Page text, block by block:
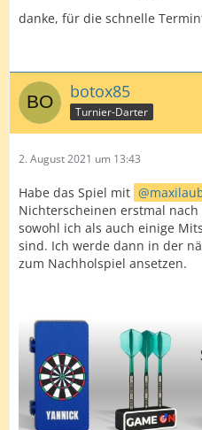
danke, für die schnelle
botox85
Turnier-Darter
2. August 2021 um 13:43
Habe das Spiel mit
Nichterscheinen erstmal
sowohl ich als auch einige
sind. Ich werde dann in der
zum Nachholspiel ansetzen.